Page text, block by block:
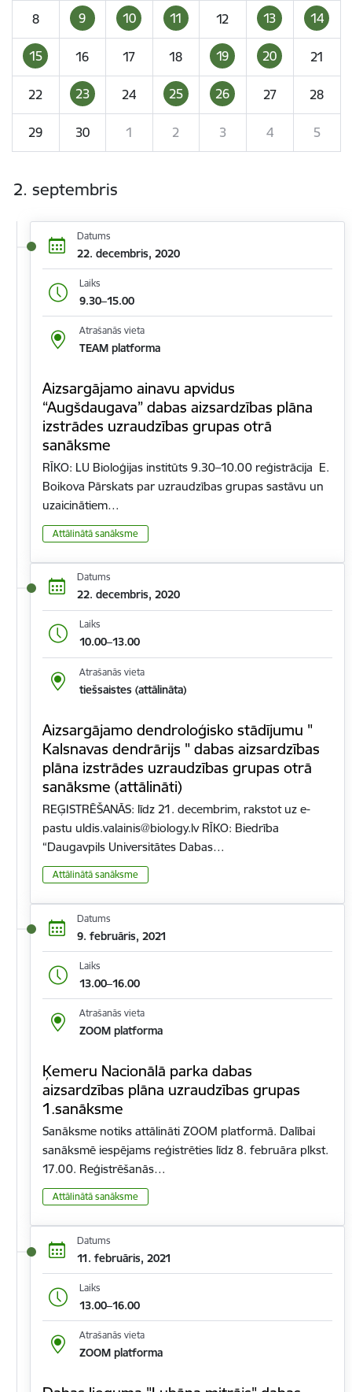
8 9 10 11 12 13 14
15 16 17 18 19 20 21
22 23 24 25 26 27 28
29 30 1 2 3 4 5
2. septembris
Datums
22. decembris, 2020
Laiks
9.30–15.00
Atrašanās vieta
TEAM platforma
Aizsargājamo ainavu apvidus
“Augšdaugava” dabas aizsardzības plāna
izstrādes uzraudzības grupas otrā
sanāksme
RĪKO: LU Bioloģijas institūts 9.30–10.00 reģistrācija E.
Boikova Pārskats par uzraudzības grupas sastāvu un
uzaicinātiem…
Attālinātā sanāksme
Datums
22. decembris, 2020
Laiks
10.00–13.00
Atrašanās vieta
tiešsaistes (attālināta)
Aizsargājamo dendroloģisko stādījumu "
Kalsnavas dendrārijs " dabas aizsardzības
plāna izstrādes uzraudzības grupas otrā
sanāksme (attālināti)
REĢISTRĒŠANĀS: līdz 21. decembrim, rakstot uz e-
pastu uldis.valainis@biology.lv RĪKO: Biedrība
“Daugavpils Universitātes Dabas…
Attālinātā sanāksme
Datums
9. februāris, 2021
Laiks
13.00–16.00
Atrašanās vieta
ZOOM platforma
Ķemeru Nacionālā parka dabas
aizsardzības plāna uzraudzības grupas
1.sanāksme
Sanāksme notiks attālināti ZOOM platformā. Dalībai
sanāksmē iespējams reģistrēties līdz 8. februāra plkst.
17.00. Reģistrēšanās…
Attālinātā sanāksme
Datums
11. februāris, 2021
Laiks
13.00–16.00
Atrašanās vieta
ZOOM platforma